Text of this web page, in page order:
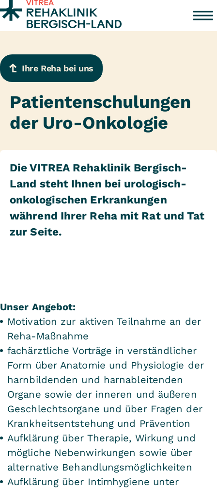
Zum Inhalt springen
Ihre Reha bei uns
Patientenschulungen
der Uro-Onkologie
Die VITREA Rehaklinik Bergisch-
Land steht Ihnen bei urologisch-
onkologischen Erkrankungen
während Ihrer Reha mit Rat und Tat
zur Seite.
Unser Angebot:
Motivation zur aktiven Teilnahme an der
Reha-Maßnahme
fachärztliche Vorträge in verständlicher
Form über Anatomie und Physiologie der
harnbildenden und harnableitenden
Organe sowie der inneren und äußeren
Geschlechtsorgane und über Fragen der
Krankheitsentstehung und Prävention
Aufklärung über Therapie, Wirkung und
mögliche Nebenwirkungen sowie über
alternative Behandlungsmöglichkeiten
Aufklärung über Intimhygiene unter